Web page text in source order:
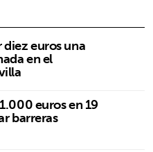
euros una
en el
euros en 19
barreras